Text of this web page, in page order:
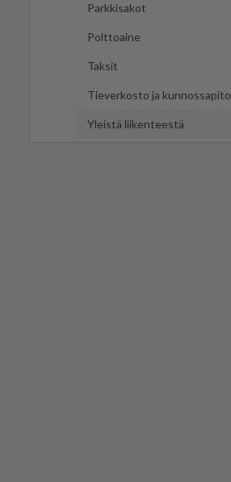
Parkkisakot
Polttoaine
Taksit
Tieverkosto ja kunnossapito
Yleistä liikenteestä